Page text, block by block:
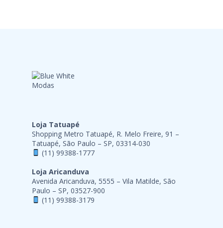
Loja Tatuapé
Shopping Metro Tatuapé, R. Melo Freire, 91 –
Tatuapé, São Paulo – SP, 03314-030
(11) 99388-1777
Loja Aricanduva
Avenida Aricanduva, 5555 – Vila Matilde, São
Paulo – SP, 03527-900
(11) 99388-3179